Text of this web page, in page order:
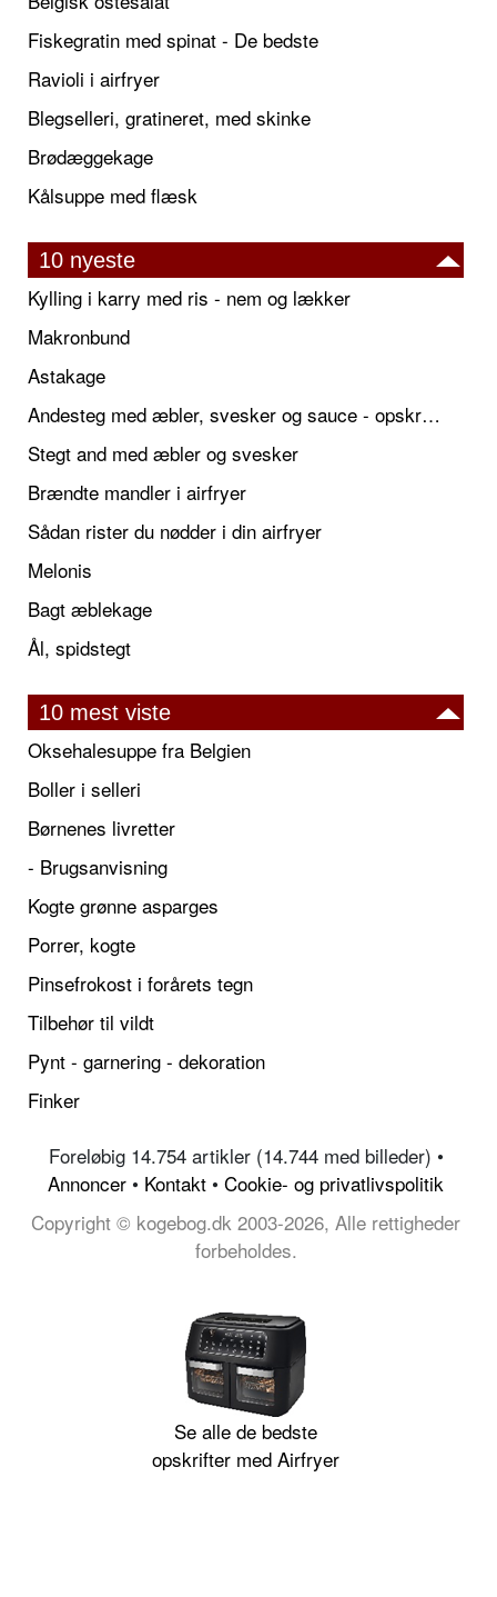
Fiskegratin med spinat - De bedste
Ravioli i airfryer
Blegselleri, gratineret, med skinke
Brødæggekage
Kålsuppe med flæsk
10 nyeste
Kylling i karry med ris - nem og lækker
Makronbund
Astakage
Andesteg med æbler, svesker og sauce - opskrift også til jul
Stegt and med æbler og svesker
Brændte mandler i airfryer
Sådan rister du nødder i din airfryer
Melonis
Bagt æblekage
Ål, spidstegt
10 mest viste
Oksehalesuppe fra Belgien
Boller i selleri
Børnenes livretter
- Brugsanvisning
Kogte grønne asparges
Porrer, kogte
Pinsefrokost i forårets tegn
Tilbehør til vildt
Pynt - garnering - dekoration
Finker
Foreløbig 14.754 artikler (14.744 med billeder) •
Annoncer • Kontakt • Cookie- og privatlivspolitik
Copyright © kogebog.dk 2003-2026, Alle rettigheder
forbeholdes.
Se alle de bedste
opskrifter med Airfryer